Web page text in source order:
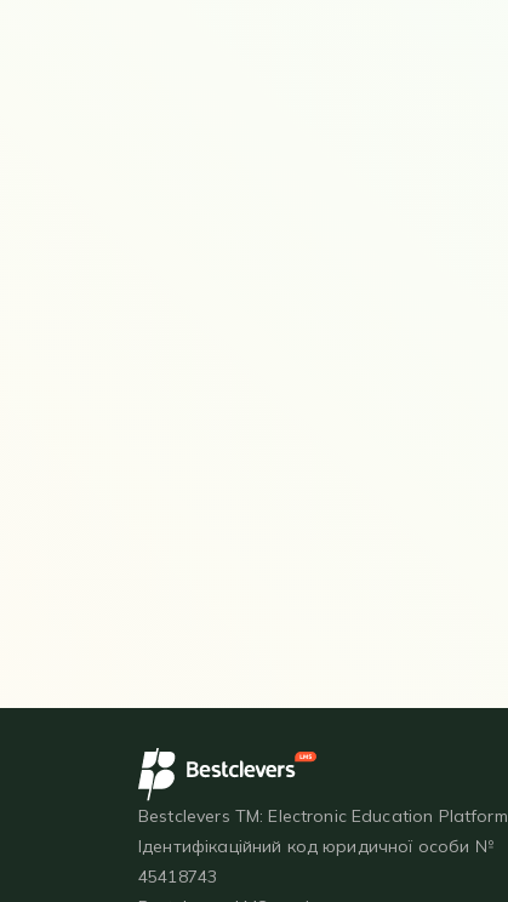
Bestclevers TM: Electronic Education Platform
Ідентифікаційний код юридичної особи №
45418743